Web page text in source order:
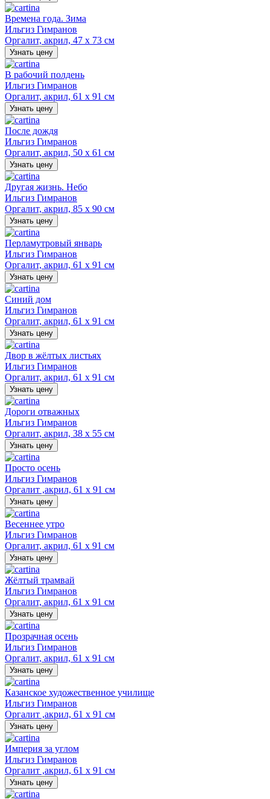
Времена года. Зима
Ильгиз Гимранов
Оргалит, акрил, 47 х 73 см
Узнать цену
В рабочий полдень
Ильгиз Гимранов
Оргалит, акрил, 61 х 91 см
Узнать цену
После дождя
Ильгиз Гимранов
Оргалит, акрил, 50 х 61 см
Узнать цену
Другая жизнь. Небо
Ильгиз Гимранов
Оргалит, акрил, 85 х 90 см
Узнать цену
Перламутровый январь
Ильгиз Гимранов
Оргалит, акрил, 61 х 91 см
Узнать цену
Синий дом
Ильгиз Гимранов
Оргалит, акрил, 61 х 91 см
Узнать цену
Двор в жёлтых листьях
Ильгиз Гимранов
Оргалит, акрил, 61 х 91 см
Узнать цену
Дороги отважных
Ильгиз Гимранов
Оргалит, акрил, 38 х 55 см
Узнать цену
Просто осень
Ильгиз Гимранов
Оргалит ,акрил, 61 х 91 см
Узнать цену
Весеннее утро
Ильгиз Гимранов
Оргалит, акрил, 61 х 91 см
Узнать цену
Жёлтый трамвай
Ильгиз Гимранов
Оргалит, акрил, 61 х 91 см
Узнать цену
Прозрачная осень
Ильгиз Гимранов
Оргалит, акрил, 61 х 91 см
Узнать цену
Казанское художественное училище
Ильгиз Гимранов
Оргалит ,акрил, 61 х 91 см
Узнать цену
Империя за углом
Ильгиз Гимранов
Оргалит ,акрил, 61 х 91 см
Узнать цену